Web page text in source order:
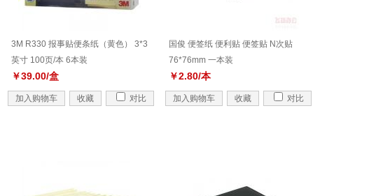
3M R330 报事贴便条纸（黄色） 3*3
英寸 100页/本 6本装
￥39.00/盒
加入购物车 收藏 对比
国俊 便签纸 便利贴 便签贴 N次贴
76*76mm 一本装
￥2.80/本
加入购物车 收藏 对比